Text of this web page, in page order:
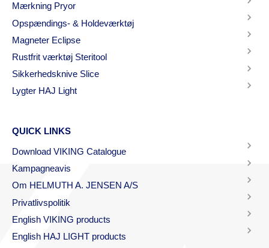
Mærkning Pryor
Opspændings- & Holdeværktøj
Magneter Eclipse
Rustfrit værktøj Steritool
Sikkerhedsknive Slice
Lygter HAJ Light
QUICK LINKS
Download VIKING Catalogue
Kampagneavis
Om HELMUTH A. JENSEN A/S
Privatlivspolitik
English VIKING products
English HAJ LIGHT products